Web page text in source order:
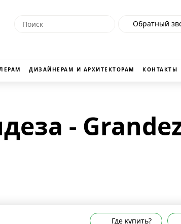
Обратный
ДИЗАЙНЕРАМ И АРХИТЕКТОРАМ КОНТАКТЫ
-
Где купить?